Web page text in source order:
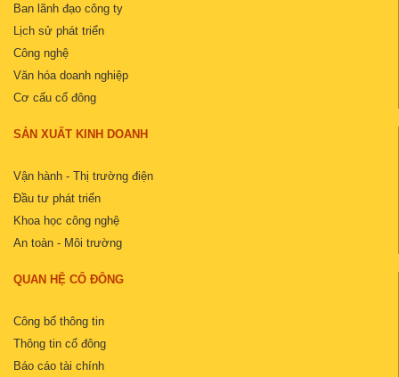
Ban lãnh đạo công ty
Lịch sử phát triển
Công nghệ
Văn hóa doanh nghiệp
Cơ cấu cổ đông
SẢN XUẤT KINH DOANH
Vận hành - Thị trường điện
Đầu tư phát triển
Khoa học công nghệ
An toàn - Môi trường
QUAN HỆ CỔ ĐÔNG
Công bố thông tin
Thông tin cổ đông
Báo cáo tài chính